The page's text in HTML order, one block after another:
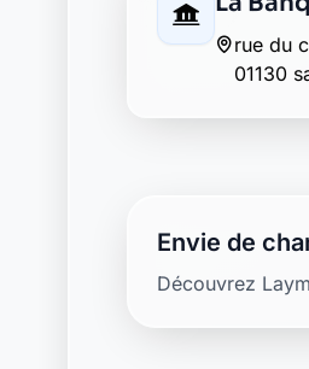
rue du
01130
Envie de
Découvrez